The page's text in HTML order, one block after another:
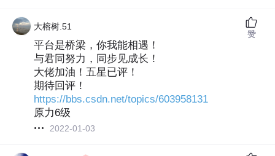
大榕树.51
平台是桥梁，你我能相遇！
与君同努力，同步见成长！
大佬加油！五星已评！
期待回评！
https://bbs.csdn.net/topics/603958131
原力6级
2022-01-03
赞